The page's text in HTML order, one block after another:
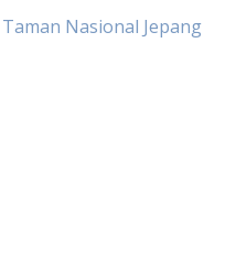
Nasional Jepang